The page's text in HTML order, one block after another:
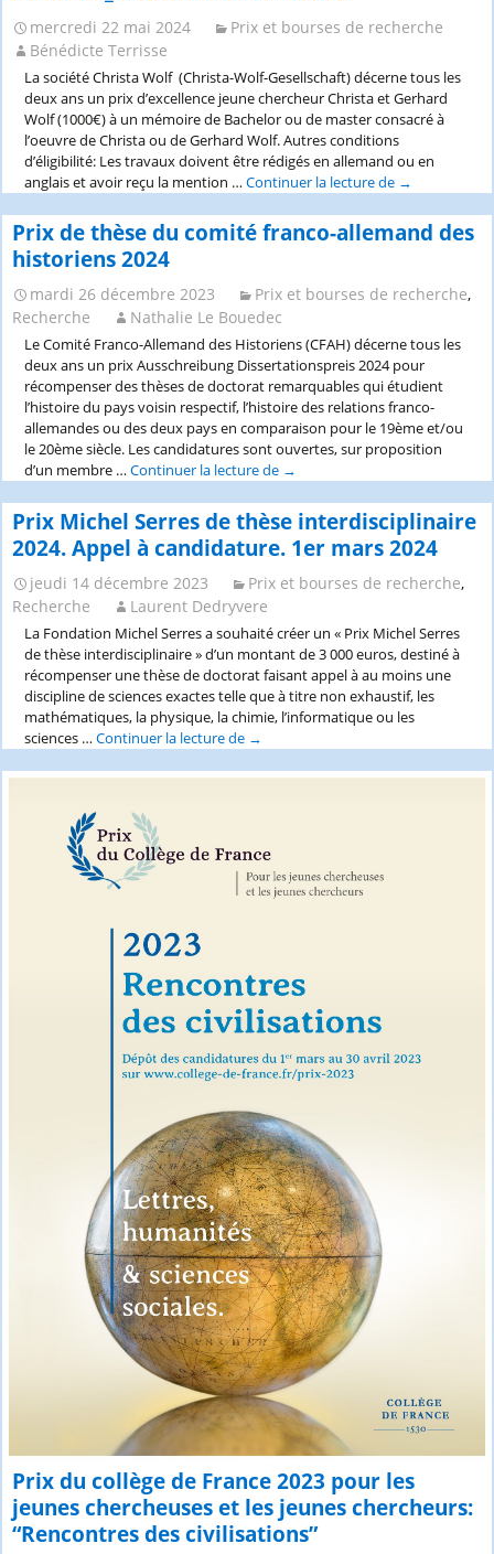
à
Fiona
O’Donnell
mercredi 22 mai 2024
Prix et bourses de recherche
Bénédicte Terrisse
La société Christa Wolf (Christa-Wolf-Gesellschaft) décerne tous les
deux ans un prix d’excellence jeune chercheur Christa et Gerhard
Wolf (1000€) à un mémoire de Bachelor ou de master consacré à
l’oeuvre de Christa ou de Gerhard Wolf. Autres conditions
d’éligibilité: Les travaux doivent être rédigés en allemand ou en
anglais et avoir reçu la mention …Continuer la lecture de Prix
chercheur
Christa
Gerhard
pour
un
mémoire
de
master
ou
1er
octobre
2024
→
Prix de thèse du comité franco-allemand des
historiens 2024
mardi 26 décembre 2023 Prix et bourses de recherche,
Recherche
Nathalie Le Bouedec
Le Comité Franco-Allemand des Historiens (CFAH) décerne tous les
deux ans un prix Ausschreibung Dissertationspreis 2024 pour
récompenser des thèses de doctorat remarquables qui étudient
l’histoire du pays voisin respectif, l’histoire des relations franco-
allemandes ou des deux pays en comparaison pour le 19ème et/ou
le 20ème siècle. Les candidatures sont ouvertes, sur proposition
d’un membre …Continuer la lecture de Prix
thèse
du
comité
franco-
historiens
2024
→
Prix Michel Serres de thèse interdisciplinaire
2024. Appel à candidature. 1er mars 2024
jeudi 14 décembre 2023 Prix et bourses de recherche,
Recherche
Laurent Dedryvere
La Fondation Michel Serres a souhaité créer un « Prix Michel Serres
de thèse interdisciplinaire » d’un montant de 3 000 euros, destiné à
récompenser une thèse de doctorat faisant appel à au moins une
discipline de sciences exactes telle que à titre non exhaustif, les
mathématiques, la physique, la chimie, l’informatique ou les
sciences …Continuer la lecture de Prix
Serres
2024.
Appel
2024
→
Prix du collège de France 2023 pour les
jeunes chercheuses et les jeunes chercheurs:
“Rencontres des civilisations”